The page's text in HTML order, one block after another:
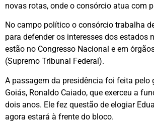
novas rotas, onde o consórcio atua com
No campo político o consórcio trabalha
para defender os interesses dos estados
estão no Congresso Nacional e em
(Supremo Tribunal Federal).
A passagem da presidência foi feita pelo
Goiás, Ronaldo Caiado, que exerceu a
dois anos. Ele fez questão de elogiar
agora estará à frente do bloco.